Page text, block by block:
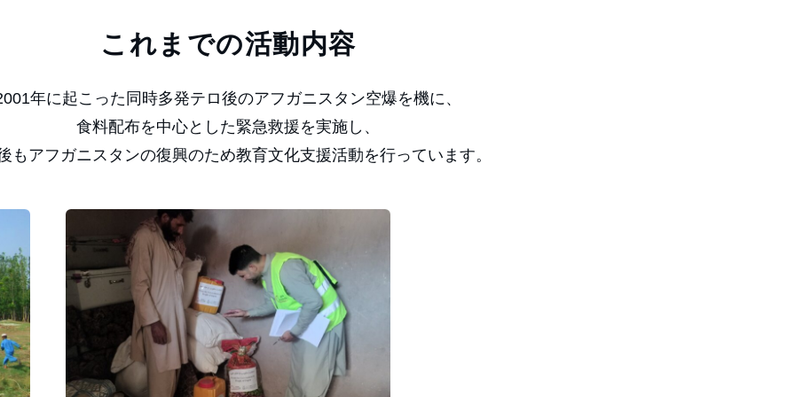
これまでの活動内容
年に起こった同時多発テロ後のアフガニスタン空爆を機に、
食料配布を中心とした緊急救援を実施し、
もアフガニスタンの復興のため教育文化支援活動を行っています。